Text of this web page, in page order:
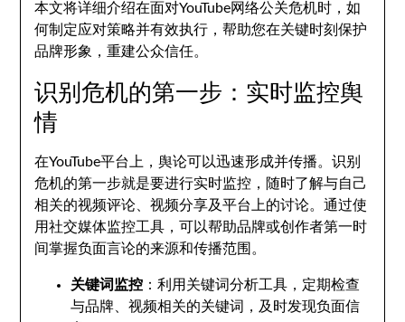
本文将详细介绍在面对YouTube网络公关危机时，如
何制定应对策略并有效执行，帮助您在关键时刻保护
品牌形象，重建公众信任。
识别危机的第一步：实时监控舆
情
在YouTube平台上，舆论可以迅速形成并传播。识别
危机的第一步就是要进行实时监控，随时了解与自己
相关的视频评论、视频分享及平台上的讨论。通过使
用社交媒体监控工具，可以帮助品牌或创作者第一时
间掌握负面言论的来源和传播范围。
关键词监控 ：利用关键词分析工具，定期检查
与品牌、视频相关的关键词，及时发现负面信